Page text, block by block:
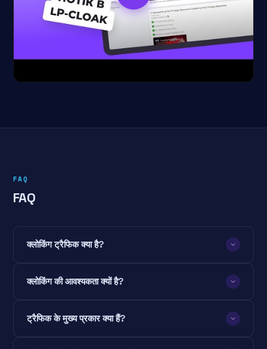
FAQ
FAQ
क्लोकिंग ट्रैफिक क्या है?
क्लोकिंग की आवश्यकता क्यों है?
ट्रैफिक के मुख्य प्रकार क्या हैं?